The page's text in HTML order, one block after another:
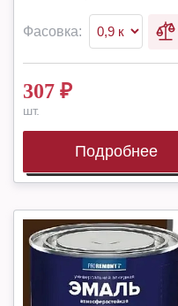
Фасовка:
307 ₽
шт.
Подробнее